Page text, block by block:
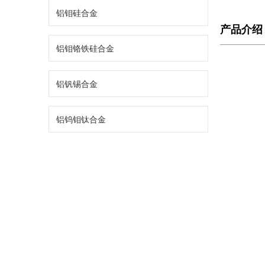
铝钼硅合金
铝钼铬铁硅合金
铝钒锡合金
铝钨钼钛合金
产品介绍